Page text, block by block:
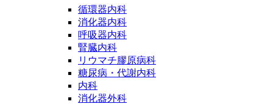
循環器内科
消化器内科
呼吸器内科
腎臓内科
リウマチ膠原病科
糖尿病・代謝内科
内科
消化器外科